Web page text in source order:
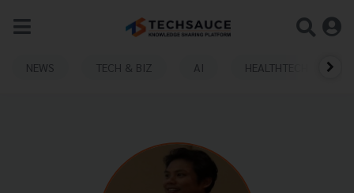
NEWS TECH & BIZ AI HEALTHTECH